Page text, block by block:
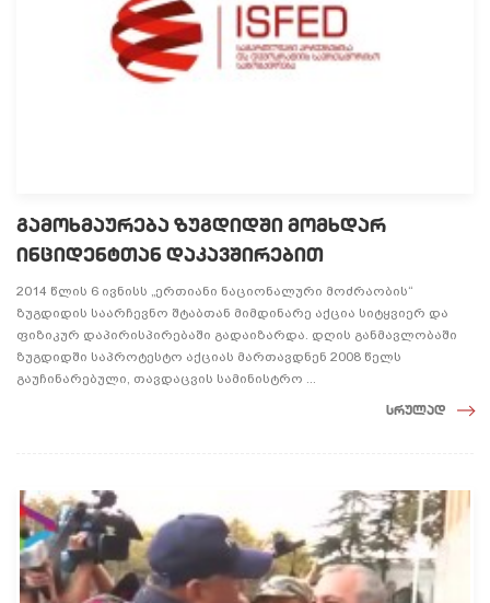
გამოხმაურება ზუგდიდში მომხდარ
ინციდენტთან დაკავშირებით
2014 წლის 6 ივნისს „ერთიანი ნაციონალური მოძრაობის“
ზუგდიდის საარჩევნო შტაბთან მიმდინარე აქცია სიტყვიერ და
ფიზიკურ დაპირისპირებაში გადაიზარდა. დღის განმავლობაში
ზუგდიდში საპროტესტო აქციას მართავდნენ 2008 წელს
გაუჩინარებული, თავდაცვის სამინისტრო ...
სრულად